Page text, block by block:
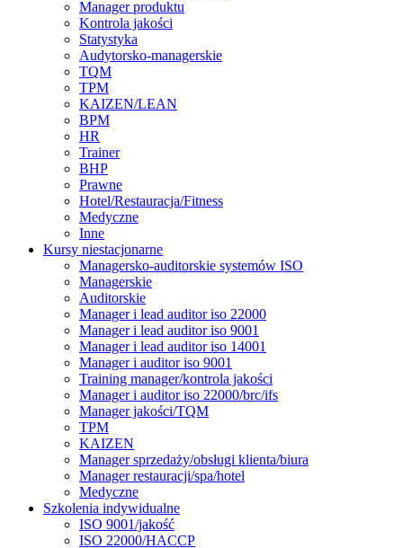
Manager produktu
Kontrola jakości
Statystyka
Audytorsko-managerskie
TQM
TPM
KAIZEN/LEAN
BPM
HR
Trainer
BHP
Prawne
Hotel/Restauracja/Fitness
Medyczne
Inne
Kursy niestacjonarne
Managersko-auditorskie systemów ISO
Managerskie
Auditorskie
Manager i lead auditor iso 22000
Manager i lead auditor iso 9001
Manager i lead auditor iso 14001
Manager i auditor iso 9001
Training manager/kontrola jakości
Manager i auditor iso 22000/brc/ifs
Manager jakości/TQM
TPM
KAIZEN
Manager sprzedaży/obsługi klienta/biura
Manager restauracji/spa/hotel
Medyczne
Szkolenia indywidualne
ISO 9001/jakość
ISO 22000/HACCP